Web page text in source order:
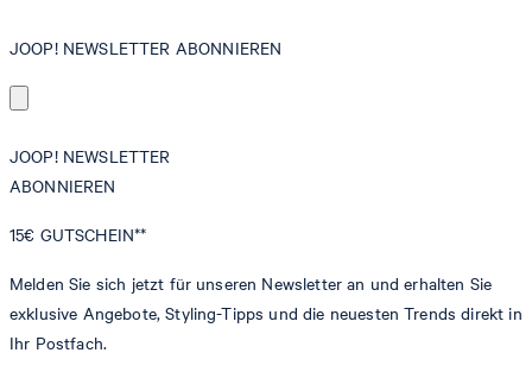
JOOP! NEWSLETTER ABONNIEREN
JOOP! NEWSLETTER
ABONNIEREN
15€ GUTSCHEIN**
Melden Sie sich jetzt für unseren Newsletter an und erhalten Sie
exklusive Angebote, Styling-Tipps und die neuesten Trends direkt in
Ihr Postfach.